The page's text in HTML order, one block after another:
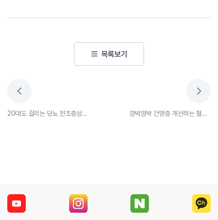
20대도 걸리는 당뇨 전조증상 살펴보자!
목록보기
깜박깜박 건망증 개선하는 혈자리 3가지